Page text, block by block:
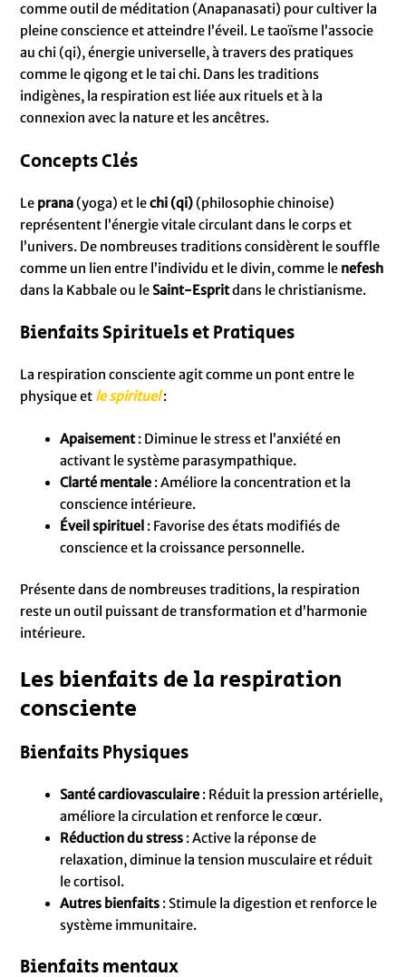
comme outil de méditation (Anapanasati) pour cultiver la
pleine conscience et atteindre l’éveil. Le taoïsme l’associe
au chi (qi), énergie universelle, à travers des pratiques
comme le qigong et le tai chi. Dans les traditions
indigènes, la respiration est liée aux rituels et à la
connexion avec la nature et les ancêtres.
Concepts Clés
Le prana(yoga) et lechi (qi)(philosophie chinoise)
représentent l’énergie vitale circulant dans le corps et
l’univers. De nombreuses traditions considèrent le souffle
comme un lien entre l’individu et le divin, comme le nefesh
dans la Kabbale ou le Saint-Espritdans le christianisme.
Bienfaits Spirituels et Pratiques
La respiration consciente agit comme un pont entre le
physique et le spirituel:
Apaisement: Diminue le stress et l’anxiété en
activant le système parasympathique.
Clarté mentale : Améliore la concentration et la
conscience intérieure.
Éveil spirituel : Favorise des états modifiés de
conscience et la croissance personnelle.
Présente dans de nombreuses traditions, la respiration
reste un outil puissant de transformation et d’harmonie
intérieure.
Les bienfaits de la respiration
consciente
Bienfaits Physiques
Santé cardiovasculaire : Réduit la pression artérielle,
améliore la circulation et renforce le cœur.
Réduction du stress : Active la réponse de
relaxation, diminue la tension musculaire et réduit
le cortisol.
Autres bienfaits : Stimule la digestion et renforce le
système immunitaire.
Bienfaits mentaux